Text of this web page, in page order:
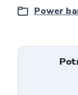
Power